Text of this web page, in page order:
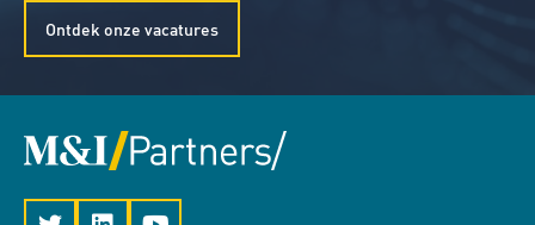
Ontdek onze vacatures